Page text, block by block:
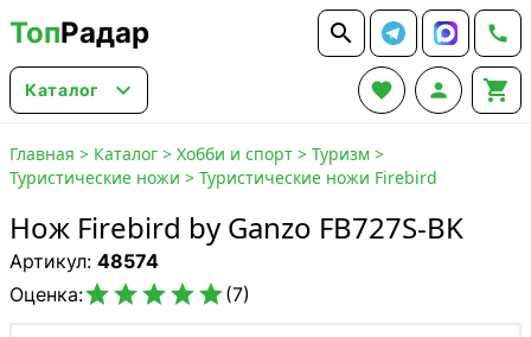
ТопРадар  
Каталог    
Главная > Каталог > Хобби и спорт > Туризм >
Туристические ножи > Туристические ножи Firebird
Нож Firebird by Ganzo FB727S-BK
Артикул: 48574
Оценка:(7)